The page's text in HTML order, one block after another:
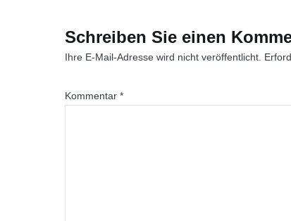
Schreiben Sie einen
Ihre E-Mail-Adresse wird nicht veröffentlicht.
Kommentar *